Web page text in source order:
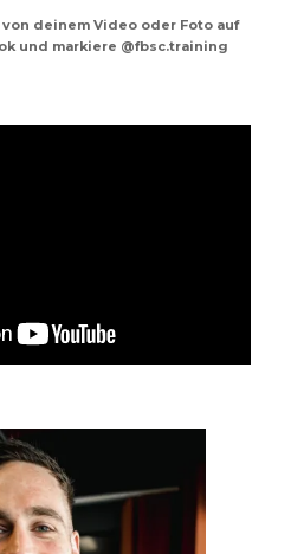
deinem Video oder Foto auf
und markiere @fbsc.training